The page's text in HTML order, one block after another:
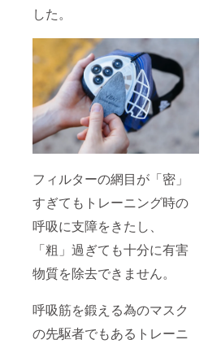
した。
フィルターの網目が「密」
すぎてもトレーニング時の
呼吸に支障をきたし、
「粗」過ぎても十分に有害
物質を除去できません。
呼吸筋を鍛える為のマスク
の先駆者でもあるトレーニ